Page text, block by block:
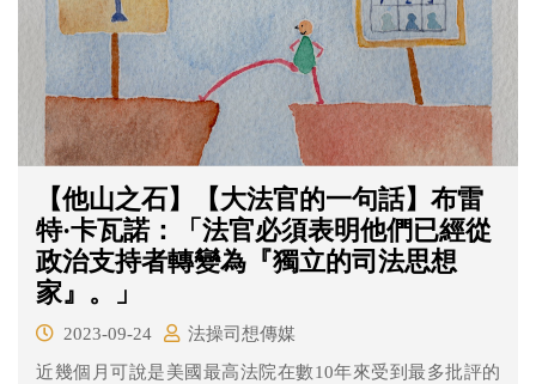
【他山之石】【大法官的一句話】布雷
特·卡瓦諾：「法官必須表明他們已經從
政治支持者轉變為『獨立的司法思想
家』。」
2023-09-24
法操司想傳媒
近幾個月可說是美國最高法院在數10年來受到最多批評的